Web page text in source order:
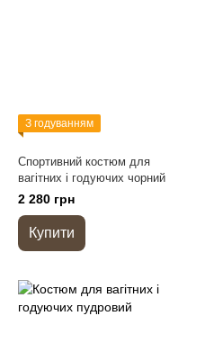
З годуванням
Спортивний костюм для
вагітних і годуючих чорний
2 280 грн
Купити